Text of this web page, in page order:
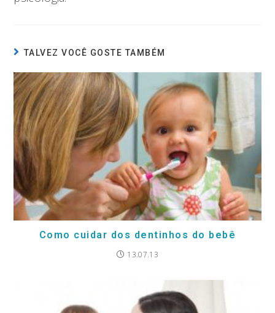
TALVEZ VOCÊ GOSTE TAMBÉM
Como cuidar dos dentinhos do bebê
13.07.13